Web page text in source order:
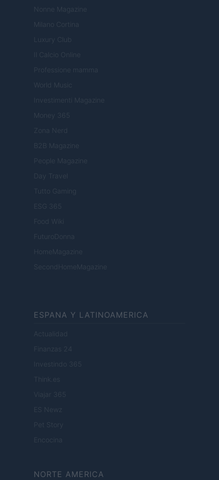
Nonne Magazine
Milano Cortina
Luxury Club
Il Calcio Online
Professione mamma
World Music
Investimenti Magazine
Money 365
Zona Nerd
B2B Magazine
People Magazine
Day Travel
Tutto Gaming
ESG 365
Food Wiki
FuturoDonna
HomeMagazine
SecondHomeMagazine
ESPANA Y LATINOAMERICA
Actualidad
Finanzas 24
Investindo 365
Think.es
Viajar 365
ES Newz
Pet Story
Encocina
NORTE AMERICA